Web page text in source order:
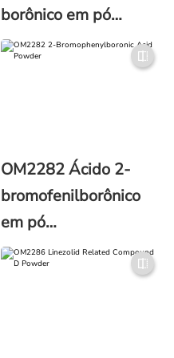
borônico em pó
C6H8BNO2S
OM2282 Ácido 2-
bromofenilborônico
em pó
BrC6H4B(OH)2